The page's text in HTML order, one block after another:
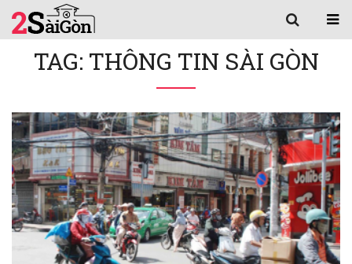
TAG: THÔNG TIN SÀI GÒN